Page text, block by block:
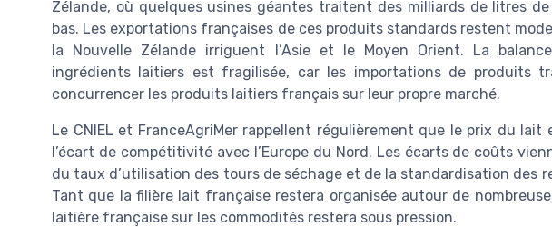
Zélande, où quelques usines géantes traitent des milliards de litres
bas. Les exportations françaises de ces produits standards restent
la Nouvelle Zélande irriguent l’Asie et le Moyen Orient. La
ingrédients laitiers est fragilisée, car les importations de produits
concurrencer les produits laitiers français sur leur propre marché.
Le CNIEL et FranceAgriMer rappellent régulièrement que le prix du lait
l’écart de compétitivité avec l’Europe du Nord. Les écarts de coûts
du taux d’utilisation des tours de séchage et de la standardisation des
Tant que la filière lait française restera organisée autour de
laitière française sur les commodités restera sous pression.